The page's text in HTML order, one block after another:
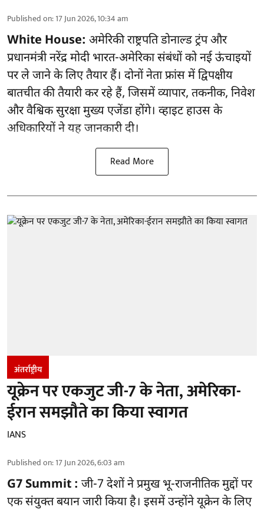
Published on:17 Jun 2026, 10:34 am
White House: अमेरिकी राष्ट्रपति डोनाल्ड ट्रंप और
प्रधानमंत्री नरेंद्र मोदी भारत-अमेरिका संबंधों को नई ऊंचाइयों
पर ले जाने के लिए तैयार हैं। दोनों नेता फ्रांस में द्विपक्षीय
बातचीत की तैयारी कर रहे हैं, जिसमें व्यापार, तकनीक, निवेश
और वैश्विक सुरक्षा मुख्य एजेंडा होंगे। व्हाइट हाउस के
अधिकारियों ने यह जानकारी दी।
Read More
अंतर्राष्ट्रीय
यूक्रेन पर एकजुट जी-7 के नेता, अमेरिका-
ईरान समझौते का किया स्वागत
IANS
Published on:17 Jun 2026, 6:03 am
G7 Summit : जी-7 देशों ने प्रमुख भू-राजनीतिक मुद्दों पर
एक संयुक्त बयान जारी किया है। इसमें उन्होंने यूक्रेन के लिए